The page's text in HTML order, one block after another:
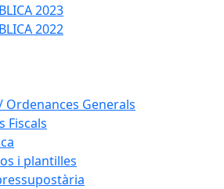
2023
2022
Ordenances Generals
Fiscals
i plantilles